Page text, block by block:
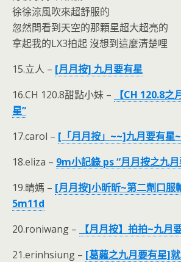
徐徐涼風吹來超舒服的
忽然間看到天空的那顆星超大超亮的
拿起我的LX3拍起 沒想到這麼清楚哩
15.立人 – [月月按] 九月要有星
16.CH 120.8甜點小妹 –
【CH 120.8
星”
17.carol – [「月月按」~~]九月要有星
18.eliza – 9m小記錄 ps “月月按之九
19.晴媽 – [月月按]小昕昕~第二劑口服
5m11d
20.roniwang –
【月月按】拍拍~九月
21.erinhsiung – [葛蘿之九月要有星]